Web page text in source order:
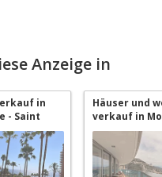
Anzeige in
in
- Saint
Häuser und
verkauf in
- Saint Roman